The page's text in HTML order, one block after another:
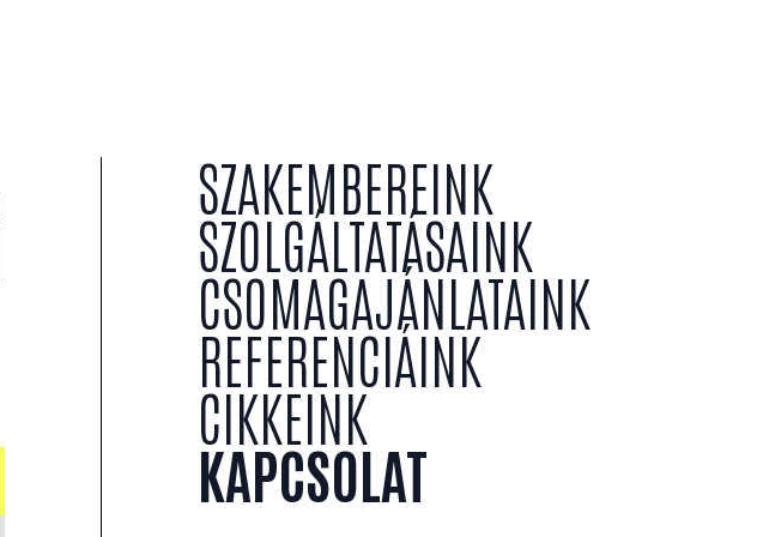
SZAKEMBEREINK
SZOLGÁLTATÁSAINK
CSOMAGAJÁNLATAINK
REFERENCIÁINK
CIKKEINK
KAPCSOLAT